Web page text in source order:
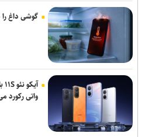
گوشی داغ
واتی رکورد